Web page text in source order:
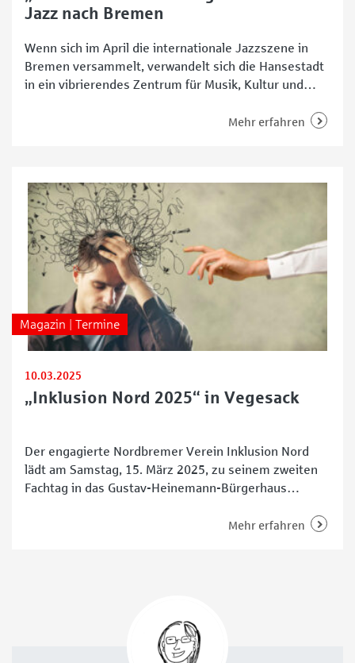
Jazz nach Bremen
Wenn sich im April die internationale Jazzszene in
Bremen versammelt, verwandelt sich die Hansestadt
in ein vibrierendes Zentrum für Musik, Kultur und
Mal die „Jazzahead!“ statt – eine einzigartige
Performances
Mehr erfahren
Magazin | Termine
10.03.2025
„Inklusion Nord 2025“ in Vegesack
Der engagierte Nordbremer Verein Inklusion Nord
lädt am Samstag, 15. März 2025, zu seinem zweiten
Fachtag in das Gustav-Heinemann-Bürgerhaus
2025“ setzt den Themenschwerpunkt aufMehr erfahren